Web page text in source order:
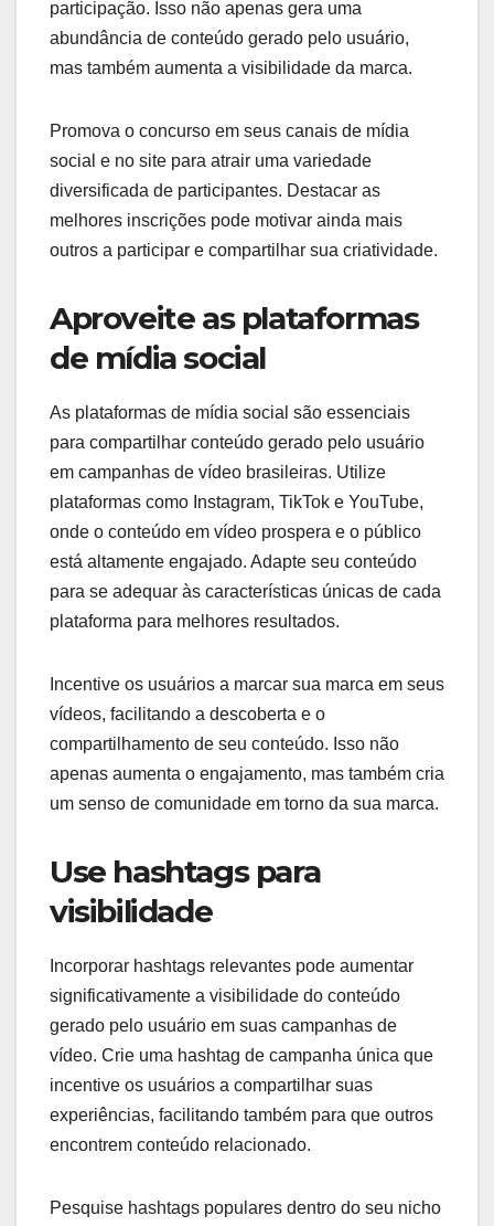
participação. Isso não apenas gera uma
abundância de conteúdo gerado pelo usuário,
mas também aumenta a visibilidade da marca.
Promova o concurso em seus canais de mídia
social e no site para atrair uma variedade
diversificada de participantes. Destacar as
melhores inscrições pode motivar ainda mais
outros a participar e compartilhar sua criatividade.
Aproveite as plataformas
de mídia social
As plataformas de mídia social são essenciais
para compartilhar conteúdo gerado pelo usuário
em campanhas de vídeo brasileiras. Utilize
plataformas como Instagram, TikTok e YouTube,
onde o conteúdo em vídeo prospera e o público
está altamente engajado. Adapte seu conteúdo
para se adequar às características únicas de cada
plataforma para melhores resultados.
Incentive os usuários a marcar sua marca em seus
vídeos, facilitando a descoberta e o
compartilhamento de seu conteúdo. Isso não
apenas aumenta o engajamento, mas também cria
um senso de comunidade em torno da sua marca.
Use hashtags para
visibilidade
Incorporar hashtags relevantes pode aumentar
significativamente a visibilidade do conteúdo
gerado pelo usuário em suas campanhas de
vídeo. Crie uma hashtag de campanha única que
incentive os usuários a compartilhar suas
experiências, facilitando também para que outros
encontrem conteúdo relacionado.
Pesquise hashtags populares dentro do seu nicho